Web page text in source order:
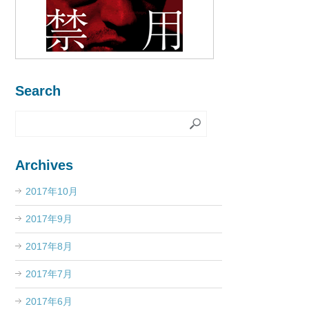
Search
Archives
2017年10月
2017年9月
2017年8月
2017年7月
2017年6月